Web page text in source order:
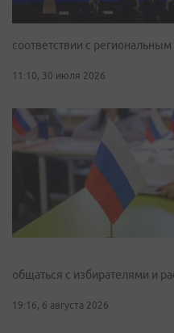
соответствии с
11:10, 30 июля 2026
общаться с избирателями и
19:16, 6 августа 2026